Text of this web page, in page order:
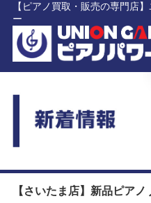
【ピアノ買取・販売の専門店
ー
【さいたま店】新品ピア